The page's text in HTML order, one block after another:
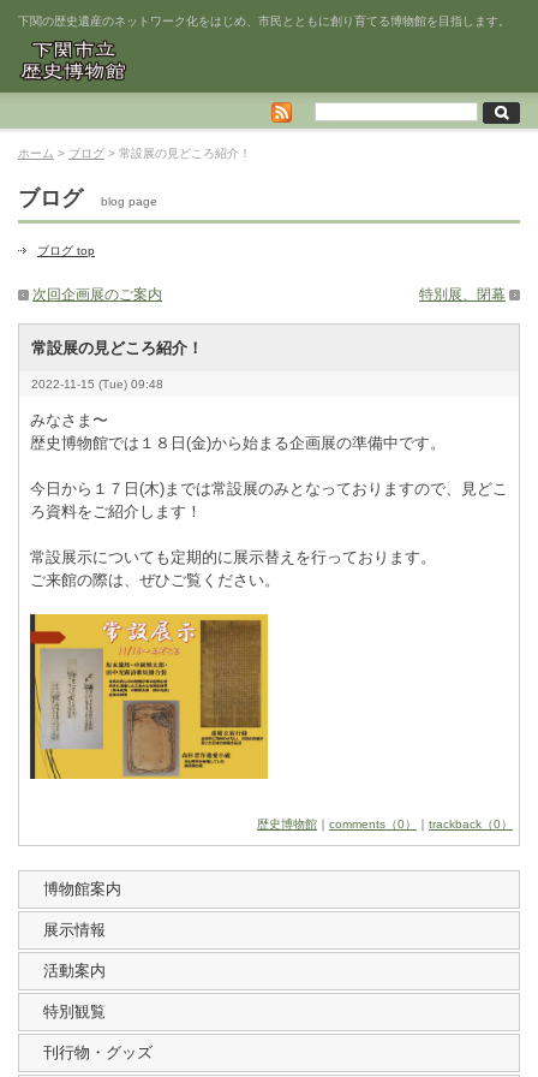
下関の歴史遺産のネットワーク化をはじめ、市民とともに創り育てる博物館を目指します。
ホーム > ブログ > 常設展の見どころ紹介！
ブログ blog page
ブログ top
次回企画展のご案内 特別展、閉幕
常設展の見どころ紹介！
2022-11-15 (Tue) 09:48
みなさま〜
歴史博物館では１８日(金)から始まる企画展の準備中です。
今日から１７日(木)までは常設展のみとなっておりますので、見どこ
ろ資料をご紹介します！
常設展示についても定期的に展示替えを行っております。
ご来館の際は、ぜひご覧ください。
歴史博物館 ｜ comments（0） ｜ trackback（0）
博物館案内
展示情報
活動案内
特別観覧
刊行物・グッズ